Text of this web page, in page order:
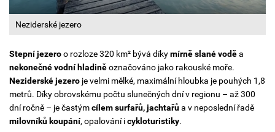
Neziderské jezero
Stepní jezeroo rozloze 320 km² bývá díkymírně slané voděa
nekonečné vodní hladiněoznačováno jako rakouské moře.
Neziderské jezero je velmi mělké, maximální hloubka je pouhých 1,8
metrů. Díky obrovskému počtu slunečných dní v regionu – až 300
dní ročně – je častýmcílem surfařů, jachtařůa v neposlední řadě
milovníků koupání, opalování icykloturistiky.